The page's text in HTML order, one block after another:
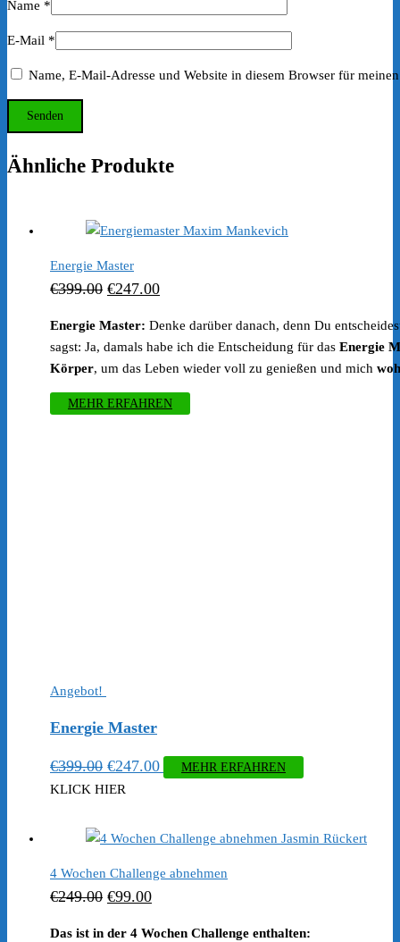
Name *
E-Mail *
Name, E-Mail-Adresse und Website in diesem Browser für
Ähnliche Produkte
Energie Master
€399.00 Ursprünglicher
€399.00
€247.00Aktueller
€247.00.
Energie Master: Denke darüber danach, denn Du
sagst: Ja, damals habe ich die Entscheidung für das Energie
Körper, um das Leben wieder voll zu genießen und mich
MEHR ERFAHREN
Angebot!
Energie Master
€399.00 Ursprünglicher
Preis
€399.00
€247.00Aktueller
€247.00.
MEHR ERFAHREN
KLICK HIER
4 Wochen Challenge abnehmen
€249.00 Ursprünglicher
€99.00Aktueller
Das ist in der 4 Wochen Challenge enthalten: